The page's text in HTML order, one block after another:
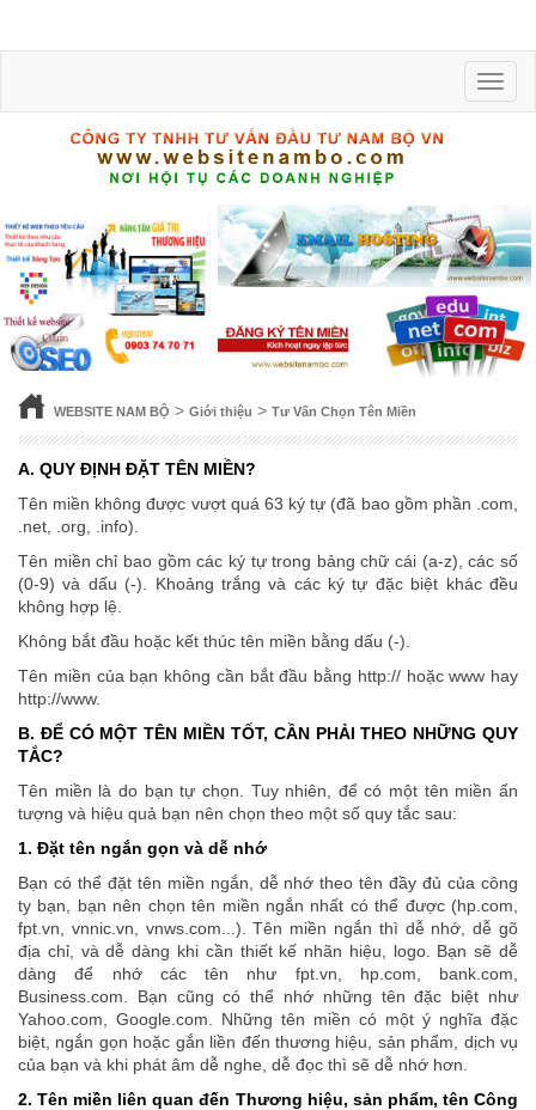
Toggle
WEBSITE NAM BỘ > Giới thiệu > Tư Vấn Chọn Tên Miền
A. QUY ĐỊNH ĐẶT TÊN MIỀN?
Tên miền không được vượt quá 63 ký tự (đã bao gồm phần .com,
.net, .org, .info).
Tên miền chỉ bao gồm các ký tự trong bảng chữ cái (a-z), các số
(0-9) và dấu (-). Khoảng trắng và các ký tự đặc biệt khác đều
không hợp lệ.
Không bắt đầu hoặc kết thúc tên miền bằng dấu (-).
Tên miền của bạn không cần bắt đầu bằng http:// hoặc www hay
http://www.
B. ĐỂ CÓ MỘT TÊN MIỀN TỐT, CẦN PHẢI THEO NHỮNG QUY
TẮC?
Tên miền là do bạn tự chọn. Tuy nhiên, để có một tên miền ấn
tượng và hiệu quả bạn nên chọn theo một số quy tắc sau:
1. Đặt tên ngắn gọn và dễ nhớ
Bạn có thể đặt tên miền ngắn, dễ nhớ theo tên đầy đủ của công
ty bạn, bạn nên chọn tên miền ngắn nhất có thể được (hp.com,
fpt.vn, vnnic.vn, vnws.com...). Tên miền ngắn thì dễ nhớ, dễ gõ
địa chỉ, và dễ dàng khi cần thiết kế nhãn hiệu, logo. Bạn sẽ dễ
dàng để nhớ các tên như fpt.vn, hp.com, bank.com,
Business.com. Bạn cũng có thể nhớ những tên đặc biệt như
Yahoo.com, Google.com. Những tên miền có một ý nghĩa đặc
biệt, ngắn gọn hoặc gắn liền đến thương hiệu, sản phẩm, dịch vụ
của bạn và khi phát âm dễ nghe, dễ đọc thì sẽ dễ nhớ hơn.
2. Tên miền liên quan đến Thương hiệu, sản phẩm, tên Công